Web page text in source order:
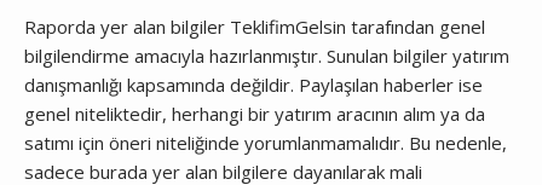
Raporda yer alan bilgiler TeklifimGelsin tarafından genel
bilgilendirme amacıyla hazırlanmıştır. Sunulan bilgiler yatırım
danışmanlığı kapsamında değildir. Paylaşılan haberler ise
genel niteliktedir, herhangi bir yatırım aracının alım ya da
satımı için öneri niteliğinde yorumlanmamalıdır. Bu nedenle,
sadece burada yer alan bilgilere dayanılarak mali